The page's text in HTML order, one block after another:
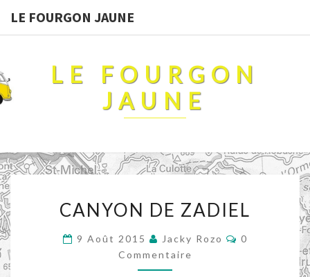
LE FOURGON JAUNE
LE FOURGON
JAUNE
DE
ZADIEL
CANYON DE ZADIEL
9 Août 2015 Jacky Rozo
0
Commentaire